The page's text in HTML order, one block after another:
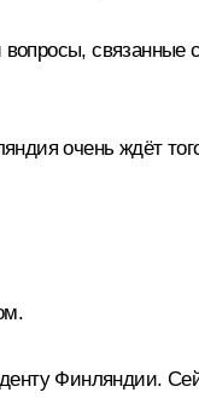
очень ждёт
Финляндии.